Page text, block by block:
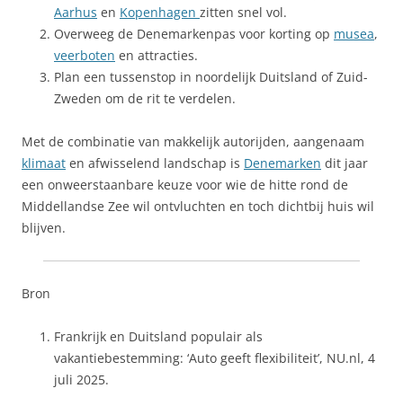
Aarhus en Kopenhagen zitten snel vol.
Overweeg de Denemarkenpas voor korting op musea,
veerboten en attracties.
Plan een tussenstop in noordelijk Duitsland of Zuid-
Zweden om de rit te verdelen.
Met de combinatie van makkelijk autorijden, aangenaam
klimaat en afwisselend landschap is Denemarken dit jaar
een onweerstaanbare keuze voor wie de hitte rond de
Middellandse Zee wil ontvluchten en toch dichtbij huis wil
blijven.
Bron
Frankrijk en Duitsland populair als
vakantiebestemming: ‘Auto geeft flexibiliteit’, NU.nl, 4
juli 2025.